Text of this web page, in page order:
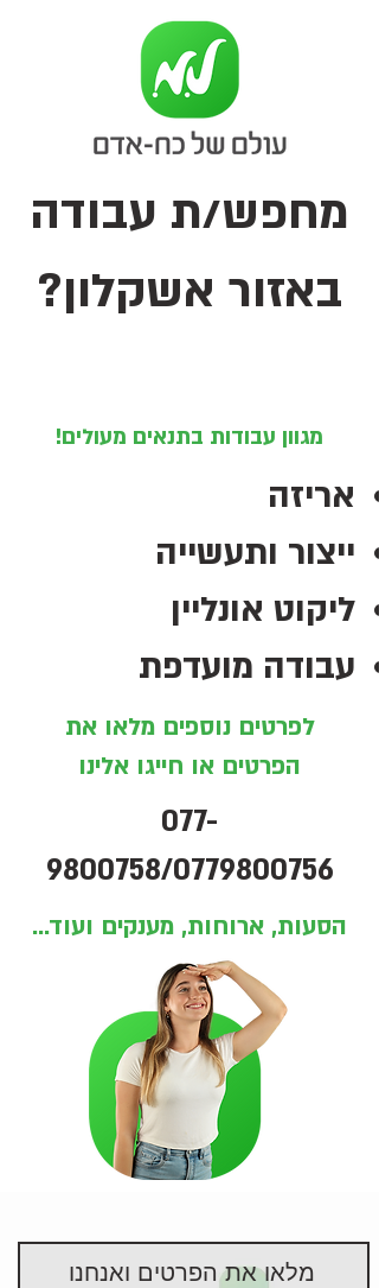
מחפש/ת עבודה
באזור אשקלון?
מגוון עבודות בתנאים מעולים!
אריזה
ייצור ותעשייה
ליקוט אונליין
עבודה מועדפת
לפרטים נוספים מלאו את
הפרטים או חייגו אלינו
077-
9800758/0779800756
הסעות, ארוחות, מענקים ועוד...
מלאו את הפרטים ואנחנו